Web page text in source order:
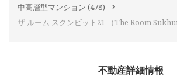
中高層型マンション (478)
ザ ルーム スクンビット21 （The Room
不動産詳細情報